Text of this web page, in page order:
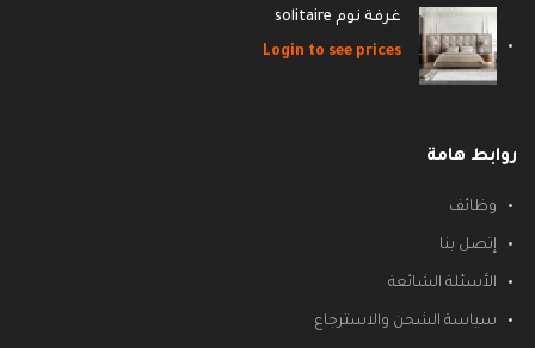
غرفة نوم solitaire
Login to see prices
روابط هامة
وظائف
إتصل بنا
الأسئلة الشائعة
سياسة الشحن والاسترجاع